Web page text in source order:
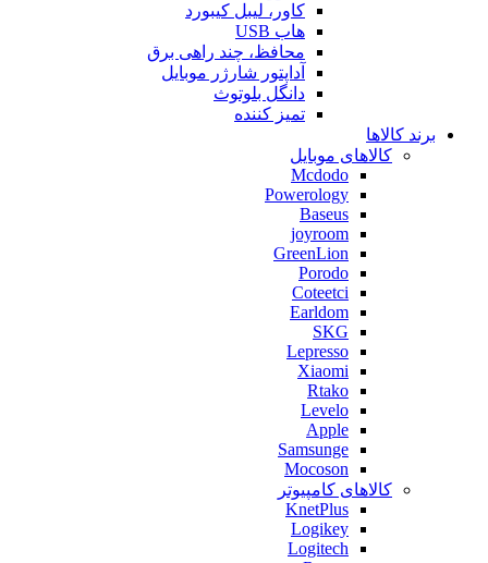
کاور، لیبل کیبورد
هاب USB
محافظ، چند راهی برق
آداپتور شارژر موبایل
دانگل بلوتوث
تمیز کننده
برند کالاها
کالاهای موبایل
Mcdodo
Powerology
Baseus
joyroom
GreenLion
Porodo
Coteetci
Earldom
SKG
Lepresso
Xiaomi
Rtako
Levelo
Apple
Samsunge
Mocoson
کالاهای کامپیوتر
KnetPlus
Logikey
Logitech